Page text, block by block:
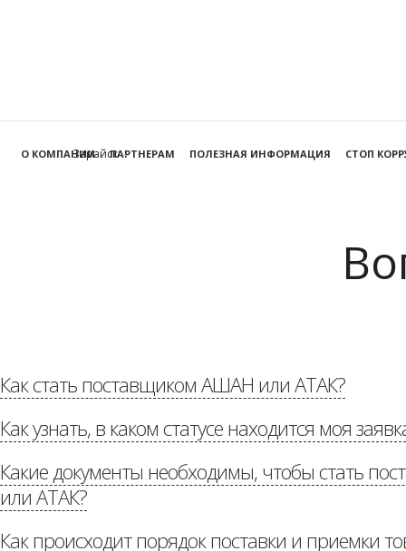
Зарайск
О КОМПАНИИ ПАРТНЕРАМ ПОЛЕЗНАЯ ИНФОРМАЦИЯ СТОП
Как стать поставщиком АШАН или АТАК?
«Потенциальным
Как узнать, в каком статусе находится моя
Какие документы необходимы, чтобы стать
или АТАК?
Как происходит порядок поставки и приемки